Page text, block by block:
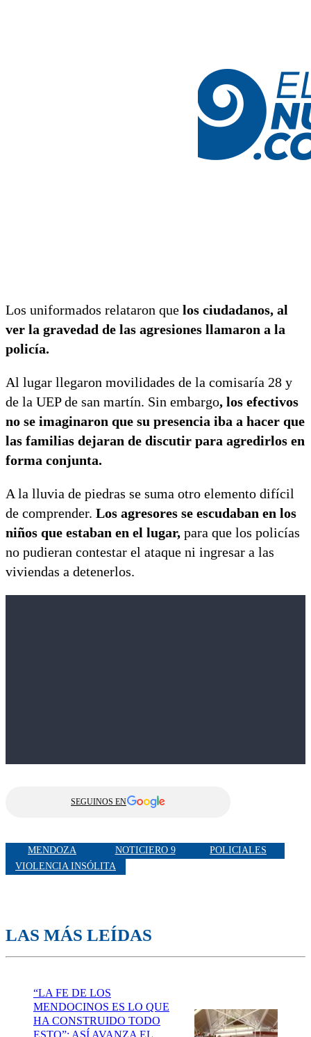
Los uniformados relataron que los ciudadanos, al
ver la gravedad de las agresiones llamaron a la
policía.
Al lugar llegaron movilidades de la comisaría 28 y
de la UEP de san martín. Sin embargo, los efectivos
no se imaginaron que su presencia iba a hacer que
las familias dejaran de discutir para agredirlos en
forma conjunta.
A la lluvia de piedras se suma otro elemento difícil
de comprender. Los agresores se escudaban en los
niños que estaban en el lugar, para que los policías
no pudieran contestar el ataque ni ingresar a las
viviendas a detenerlos.
SEGUINOS EN
MENDOZA NOTICIERO 9
POLICIALES
VIOLENCIA INSÓLITA
LAS MÁS LEÍDAS
“LA FE DE LOS
MENDOCINOS ES LO QUE
HA CONSTRUIDO TODO
ESTO”: ASÍ AVANZA EL